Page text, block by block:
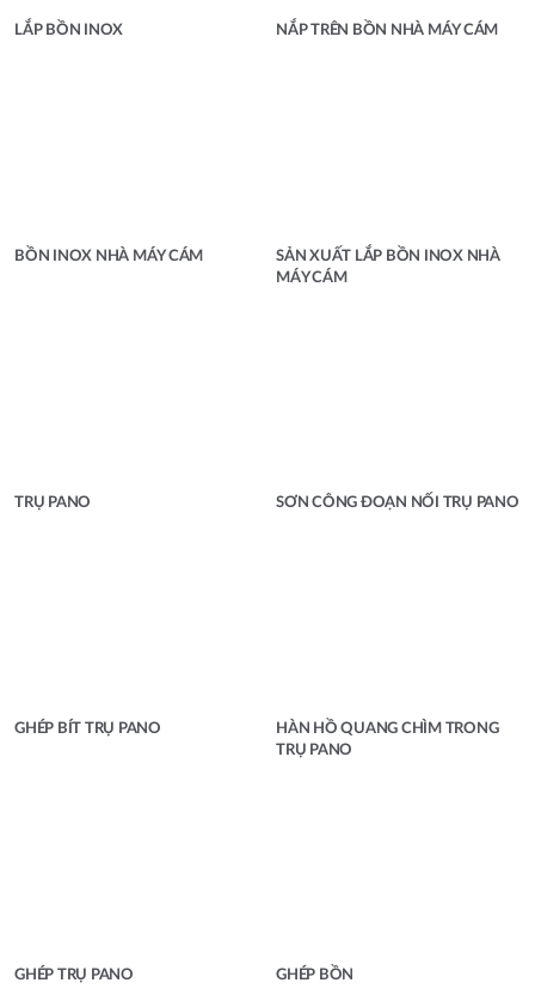
LẮP BỒN INOX NẮP TRÊN BỒN NHÀ MÁY CÁM
BỒN INOX NHÀ MÁY CÁM
SẢN XUẤT LẮP BỒN INOX NHÀ
MÁY CÁM
TRỤ PANO SƠN CÔNG ĐOẠN NỐI TRỤ PANO
GHÉP BÍT TRỤ PANO
HÀN HỒ QUANG CHÌM TRONG
TRỤ PANO
GHÉP TRỤ PANO GHÉP BỒN